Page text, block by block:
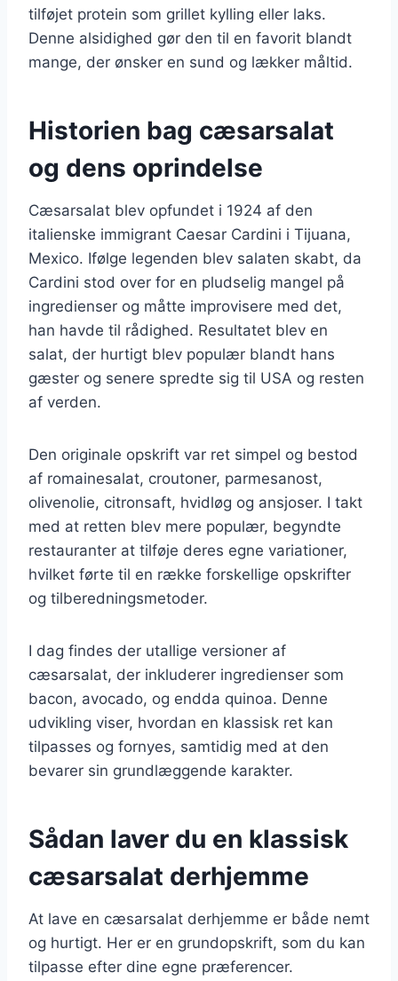
tilføjet protein som grillet kylling eller laks.
Denne alsidighed gør den til en favorit blandt
mange, der ønsker en sund og lækker måltid.
Historien bag cæsarsalat
og dens oprindelse
Cæsarsalat blev opfundet i 1924 af den
italienske immigrant Caesar Cardini i Tijuana,
Mexico. Ifølge legenden blev salaten skabt, da
Cardini stod over for en pludselig mangel på
ingredienser og måtte improvisere med det,
han havde til rådighed. Resultatet blev en
salat, der hurtigt blev populær blandt hans
gæster og senere spredte sig til USA og resten
af verden.
Den originale opskrift var ret simpel og bestod
af romainesalat, croutoner, parmesanost,
olivenolie, citronsaft, hvidløg og ansjoser. I takt
med at retten blev mere populær, begyndte
restauranter at tilføje deres egne variationer,
hvilket førte til en række forskellige opskrifter
og tilberedningsmetoder.
I dag findes der utallige versioner af
cæsarsalat, der inkluderer ingredienser som
bacon, avocado, og endda quinoa. Denne
udvikling viser, hvordan en klassisk ret kan
tilpasses og fornyes, samtidig med at den
bevarer sin grundlæggende karakter.
Sådan laver du en klassisk
cæsarsalat derhjemme
At lave en cæsarsalat derhjemme er både nemt
og hurtigt. Her er en grundopskrift, som du kan
tilpasse efter dine egne præferencer.